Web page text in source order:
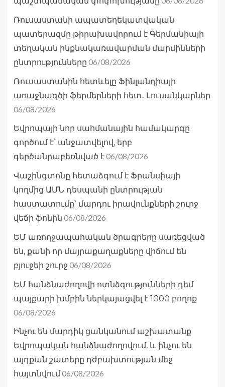
Ռուսաստանի ապատեղեկատվական
պատերազմը թիրախավորում է Գերմանիայի
տեղական ինքնակառավարման մարմինների
ընտրությունները 06/08/2026
Ռուսաստանին հետևելը Ֆինլանդիայի
առաջնագծի ֆերմերների հետ․ Լուսանկարներ
06/08/2026
Եվրոպայի նոր սահմանային համակարգը
գործում է՝ անջատվելով, երբ
գերծանրաբեռնված է06/08/2026
Վաշինգտոնը հետաձգում է Ֆրանսիայի
կողմից ԱՄՆ դեսպանի ընտրության
հաստատումը՝ մարդու իրավունքների շուրջ
վեճի ֆոնին 06/08/2026
ԵՄ առողջապահական ծրագրերը սառեցված
են, քանի որ մայրաքաղաքները վիճում են
բյուջեի շուրջ 06/08/2026
ԵՄ հանձնաժողովի ոտնձգությունների դեմ
պայքարի խմբին ներկայացվել է 1000 բողոք
06/08/2026
Ինչու են մարդիկ ցանկանում աշխատանք
Եվրոպական հանձնաժողովում, և ինչու են
այդքան շատերը դժբախտության մեջ
հայտնվում06/08/2026